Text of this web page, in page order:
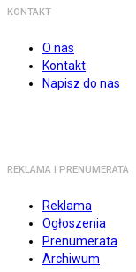
KONTAKT
O nas
Kontakt
Napisz do nas
REKLAMA I PRENUMERATA
Reklama
Ogłoszenia
Prenumerata
Archiwum